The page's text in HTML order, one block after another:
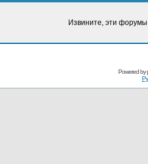
Извините, эти
Powered by